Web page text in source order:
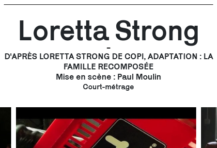
Loretta Strong
D'APRÈS LORETTA STRONG DE COPI, ADAPTATION : LA
FAMILLE RECOMPOSÉE
Mise en scène : Paul Moulin
Court-métrage